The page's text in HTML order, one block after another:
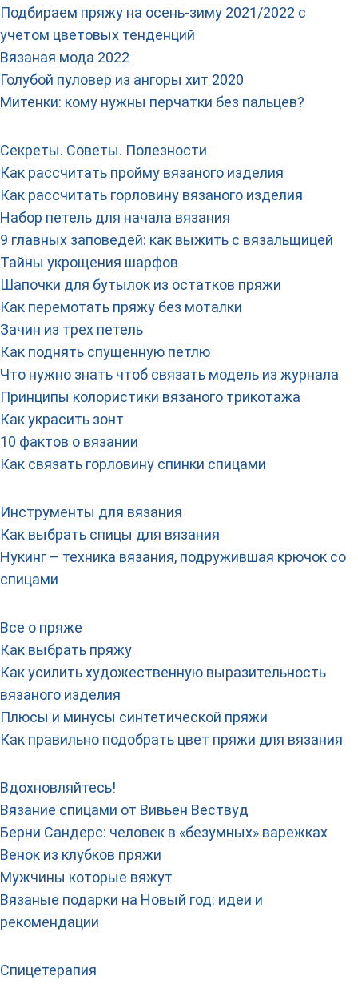
Подбираем пряжу на осень-зиму 2021/2022 с
учетом цветовых тенденций
Вязаная мода 2022
Голубой пуловер из ангоры хит 2020
Митенки: кому нужны перчатки без пальцев?
Секреты. Советы. Полезности
Как рассчитать пройму вязаного изделия
Как рассчитать горловину вязаного изделия
Набор петель для начала вязания
9 главных заповедей: как выжить с вязальщицей
Тайны укрощения шарфов
Шапочки для бутылок из остатков пряжи
Как перемотать пряжу без моталки
Зачин из трех петель
Как поднять спущенную петлю
Что нужно знать чтоб связать модель из журнала
Принципы колористики вязаного трикотажа
Как украсить зонт
10 фактов о вязании
Как связать горловину спинки спицами
Инструменты для вязания
Как выбрать спицы для вязания
Нукинг – техника вязания, подружившая крючок со
спицами
Все о пряже
Как выбрать пряжу
Как усилить художественную выразительность
вязаного изделия
Плюсы и минусы синтетической пряжи
Как правильно подобрать цвет пряжи для вязания
Вдохновляйтесь!
Вязание спицами от Вивьен Вествуд
Берни Сандерс: человек в «безумных» варежках
Венок из клубков пряжи
Мужчины которые вяжут
Вязаные подарки на Новый год: идеи и
рекомендации
Спицетерапия